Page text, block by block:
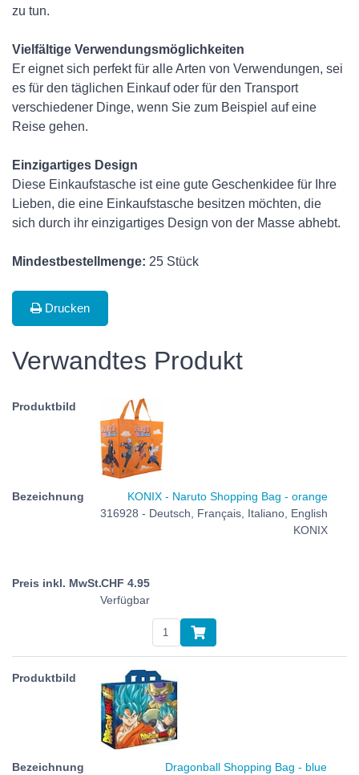
zu tun.
Vielfältige Verwendungsmöglichkeiten
Er eignet sich perfekt für alle Arten von Verwendungen, sei
es für den täglichen Einkauf oder für den Transport
verschiedener Dinge, wenn Sie zum Beispiel auf eine
Reise gehen.
Einzigartiges Design
Diese Einkaufstasche ist eine gute Geschenkidee für Ihre
Lieben, die eine Einkaufstasche besitzen möchten, die
sich durch ihr einzigartiges Design von der Masse abhebt.
Mindestbestellmenge: 25 Stück
Drucken
Verwandtes Produkt
KONIX - Naruto Shopping Bag - orange
316928 - Deutsch, Français, Italiano, English
KONIX
CHF 4.95
Verfügbar
Dragonball Shopping Bag - blue